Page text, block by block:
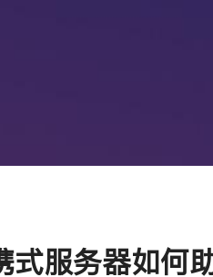
式服务器如何